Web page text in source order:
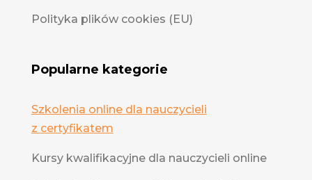
Polityka plików cookies (EU)
Popularne kategorie
Szkolenia online dla nauczycieli
z certyfikatem
Kursy kwalifikacyjne dla nauczycieli online